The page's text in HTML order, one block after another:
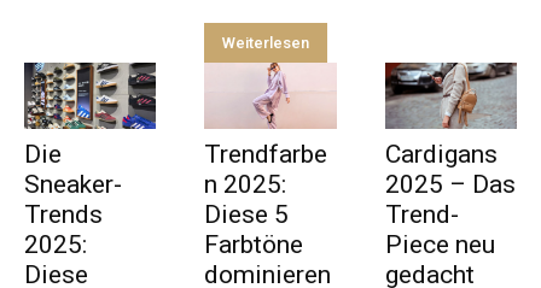
Weiterlesen
Die
Sneaker-
Trends
2025:
Diese
Trendfarbe
n 2025:
Diese 5
Farbtöne
dominieren
Cardigans
2025 – Das
Trend-
Piece neu
gedacht